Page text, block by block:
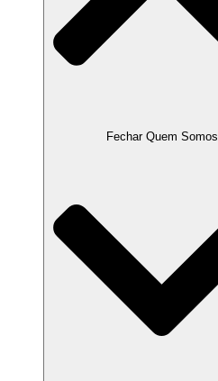
Fechar Quem Somos